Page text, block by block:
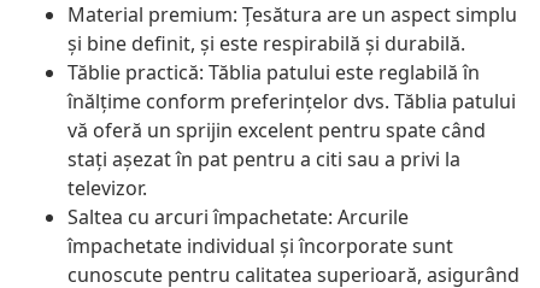
Material premium: Țesătura are un aspect simplu
și bine definit, și este respirabilă și durabilă.
Tăblie practică: Tăblia patului este reglabilă în
înălțime conform preferințelor dvs. Tăblia patului
vă oferă un sprijin excelent pentru spate când
stați așezat în pat pentru a citi sau a privi la
televizor.
Saltea cu arcuri împachetate: Arcurile
împachetate individual și încorporate sunt
cunoscute pentru calitatea superioară, asigurând